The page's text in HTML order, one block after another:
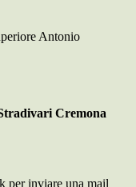
Antonio
Cremona
per inviare una mail